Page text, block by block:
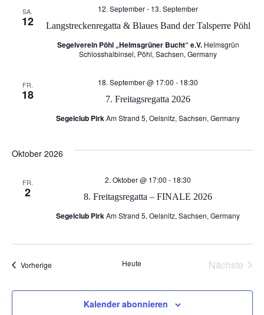
t
u
g
e
c
h
t
n
h
e
SA.
12 Langstreckenregatta & Blaues Band der Talsperre Pöhl
12. September- 13. September
Segelverein Pöhl „Helmsgrüner Bucht“ e.V. Helmsgrün
Schlosshalbinsel, Pöhl, Sachsen, Germany
FR.
18 7. Freitagsregatta 2026
18. September @ 17:00 - 18:30
Segelclub PirkAm Strand 5, Oelsnitz, Sachsen, Germany
Oktober 2026
FR.
2 8. Freitagsregatta – FINALE 2026
2. Oktober @ 17:00 - 18:30
Segelclub PirkAm Strand 5, Oelsnitz, Sachsen, Germany
VorherigeVeranstaltungen Heute
Nächste
Kalender abonnieren